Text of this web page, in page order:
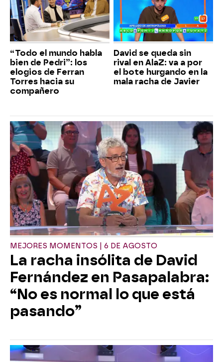
“Todo el mundo habla
bien de Pedri”: los
elogios de Ferran
Torres hacia su
compañero
David se queda sin
rival en AlaZ: va a por
el bote hurgando en la
mala racha de Javier
MEJORES MOMENTOS | 6 DE AGOSTO
La racha insólita de David
Fernández en Pasapalabra:
“No es normal lo que está
pasando”